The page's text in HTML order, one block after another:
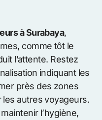
à Surabaya,
comme tôt le
l’attente. Restez
indiquant les
près des zones
autres voyageurs.
l’hygiène,